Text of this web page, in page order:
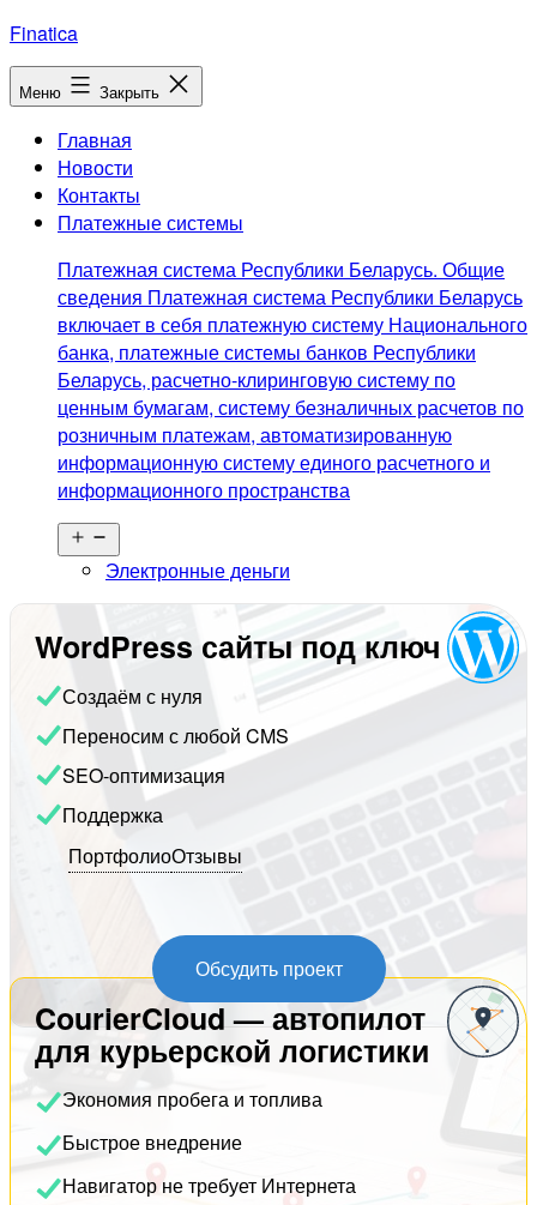
Перейти
к
содержимому
Finatica
Меню Закрыть
Главная
Новости
Контакты
Платежные системы
Платежная система Республики Беларусь. Общие
сведения Платежная система Республики Беларусь
включает в себя платежную систему Национального
банка, платежные системы банков Республики
Беларусь, расчетно-клиринговую систему по
ценным бумагам, систему безналичных расчетов по
розничным платежам, автоматизированную
информационную систему единого расчетного и
информационного пространства
меню
Электронные деньги
WordPress сайты под ключ
Создаём с нуля
Переносим с любой CMS
SEO-оптимизация
Поддержка
ПортфолиоОтзывы
Обсудить проект
CourierCloud — автопилот
для курьерской логистики
Экономия пробега и топлива
Быстрое внедрение
Навигатор не требует Интернета